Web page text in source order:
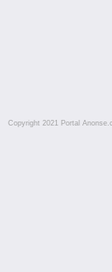
Copyright 2021 Portal